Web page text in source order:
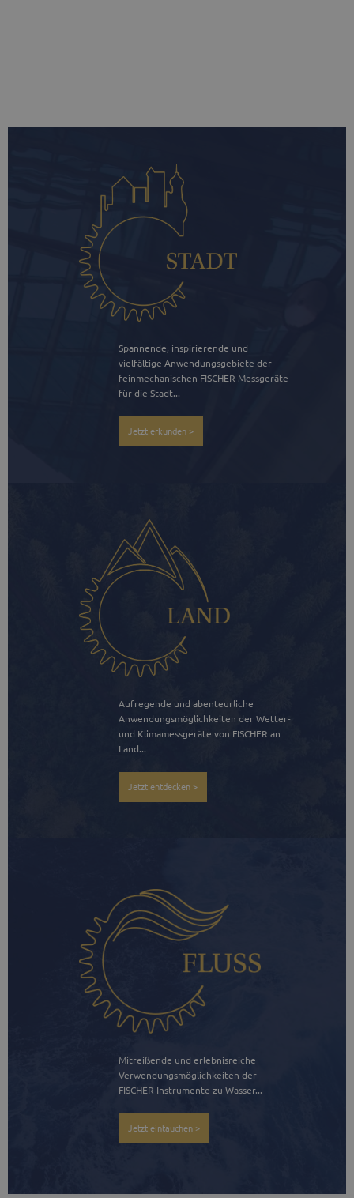
Spannende, inspirierende und
vielfältige Anwendungsgebiete der
feinmechanischen FISCHER Messgeräte
für die Stadt...
Jetzt erkunden >
Aufregende und abenteurliche
Anwendungsmöglichkeiten der Wetter-
und Klimamessgeräte von FISCHER an
Land...
Jetzt entdecken >
Mitreißende und erlebnisreiche
Verwendungsmöglichkeiten der
FISCHER Instrumente zu Wasser...
Jetzt eintauchen >